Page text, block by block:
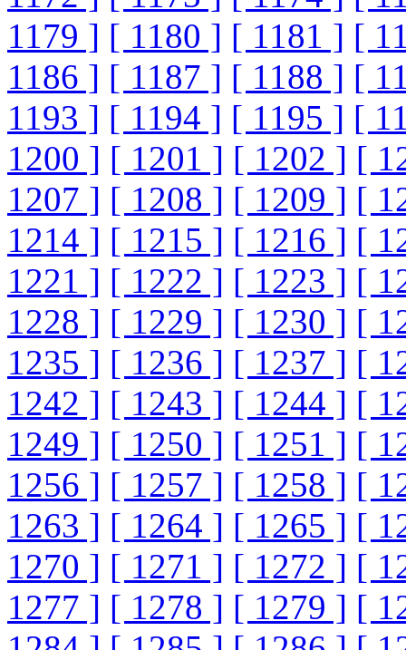
1179 ] [ 1180 ] [ 1181 ] [
1186 ] [ 1187 ] [ 1188 ] [
1193 ] [ 1194 ] [ 1195 ] [
1200 ] [ 1201 ] [ 1202 ] [
1207 ] [ 1208 ] [ 1209 ] [
1214 ] [ 1215 ] [ 1216 ] [
1221 ] [ 1222 ] [ 1223 ] [
1228 ] [ 1229 ] [ 1230 ] [
1235 ] [ 1236 ] [ 1237 ] [
1242 ] [ 1243 ] [ 1244 ] [
1249 ] [ 1250 ] [ 1251 ] [
1256 ] [ 1257 ] [ 1258 ] [
1263 ] [ 1264 ] [ 1265 ] [
1270 ] [ 1271 ] [ 1272 ] [
1277 ] [ 1278 ] [ 1279 ] [